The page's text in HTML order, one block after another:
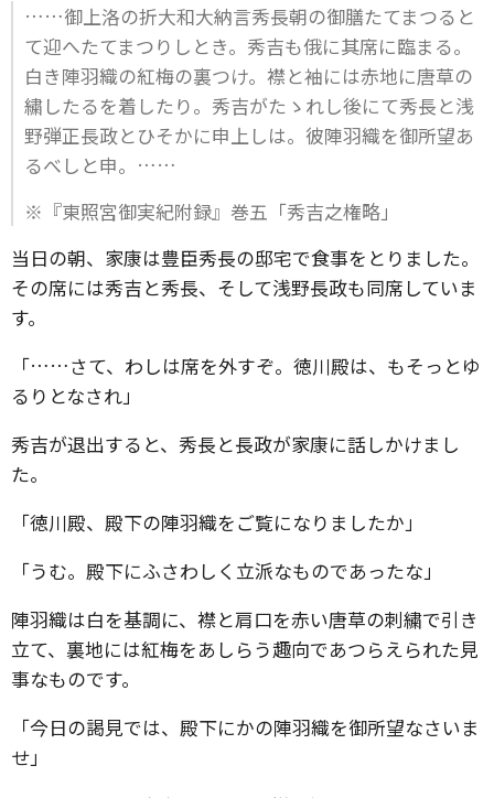
……御上洛の折大和大納言秀長朝の御膳たてまつると
て迎へたてまつりしとき。秀吉も俄に其席に臨まる。
白き陣羽織の紅梅の裏つけ。襟と袖には赤地に唐草の
繍したるを着したり。秀吉がたゝれし後にて秀長と浅
野弾正長政とひそかに申上しは。彼陣羽織を御所望あ
るべしと申。……
※『東照宮御実紀附録』巻五「秀吉之権略」
当日の朝、家康は豊臣秀長の邸宅で食事をとりました。
その席には秀吉と秀長、そして浅野長政も同席していま
す。
「……さて、わしは席を外すぞ。徳川殿は、もそっとゆ
るりとなされ」
秀吉が退出すると、秀長と長政が家康に話しかけまし
た。
「徳川殿、殿下の陣羽織をご覧になりましたか」
「うむ。殿下にふさわしく立派なものであったな」
陣羽織は白を基調に、襟と肩口を赤い唐草の刺繍で引き
立て、裏地には紅梅をあしらう趣向であつらえられた見
事なものです。
「今日の謁見では、殿下にかの陣羽織を御所望なさいま
せ」